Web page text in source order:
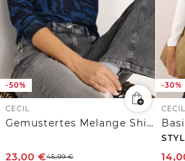
-50%
CECIL
Gemustertes Melange Shirt
23,00 €45,99€
-30%
CECIL